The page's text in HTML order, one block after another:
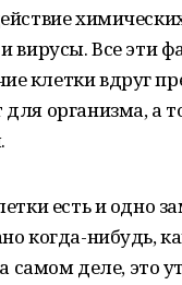
вирусы. Все эти
клетки вдруг
организма, а
есть и одно
когда-нибудь,
самом деле, это